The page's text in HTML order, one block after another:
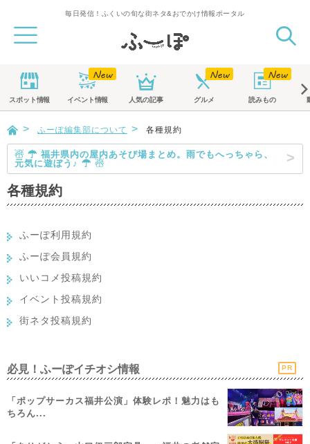
毎日発信！ふくいの旬な街ネタ&おでかけ情報ポータル
スポット情報 イベント情報 人気の記事 グルメ 読みもの
ふーぽ編集部について 各種規約
☃ ☂ 福井県内の屋内あそび場まとめ。雨でもへっちゃら、
元気に遊ぼう♪ ☂ ☃
各種規約
ふーぽ利用規約
ふーぽ会員規約
いいコメ投稿規約
イベント投稿規約
街ネタ投稿規約
必見！ふーぽイチオシ情報 PR
「ポップサーカス福井公演」体験レポ！魅力はも
ちろん...